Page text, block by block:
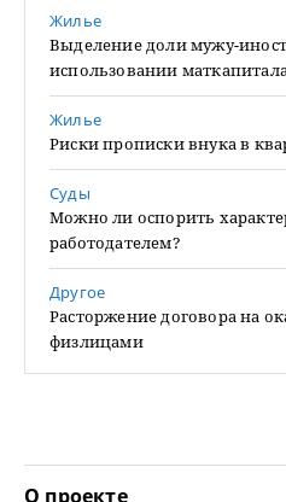
Жилье
Выделение доли мужу-
использовании
Жилье
Риски прописки внука в
Суды
Можно ли оспорить
работодателем?
Другое
Расторжение договора на
физлицами
О проекте